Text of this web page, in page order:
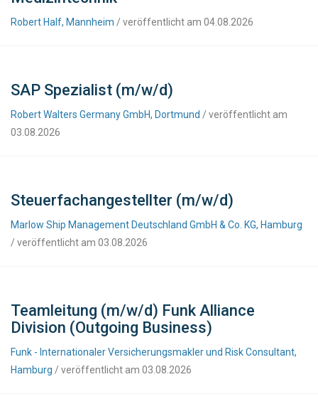
Robert Half, Mannheim / veröffentlicht am 04.08.2026
SAP Spezialist (m/w/d)
Robert Walters Germany GmbH, Dortmund / veröffentlicht am
03.08.2026
Steuerfachangestellter (m/w/d)
Marlow Ship Management Deutschland GmbH & Co. KG, Hamburg
/ veröffentlicht am 03.08.2026
Teamleitung (m/w/d) Funk Alliance
Division (Outgoing Business)
Funk - Internationaler Versicherungsmakler und Risk Consultant,
Hamburg / veröffentlicht am 03.08.2026